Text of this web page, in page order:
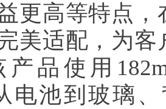
更高等特点
美适配，为
产品使用
电池到玻璃